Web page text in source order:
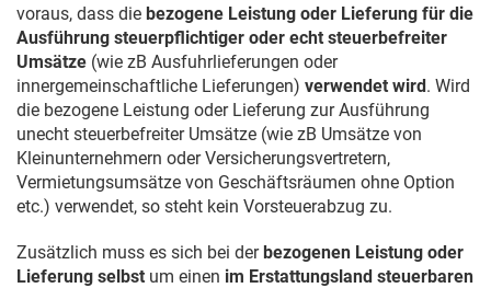
voraus, dass die bezogene Leistung oder Lieferung für die
Ausführung steuerpflichtiger oder echt steuerbefreiter
Umsätze (wie zB Ausfuhrlieferungen oder
innergemeinschaftliche Lieferungen) verwendet wird. Wird
die bezogene Leistung oder Lieferung zur Ausführung
unecht steuerbefreiter Umsätze (wie zB Umsätze von
Kleinunternehmern oder Versicherungsvertretern,
Vermietungsumsätze von Geschäftsräumen ohne Option
etc.) verwendet, so steht kein Vorsteuerabzug zu.
Zusätzlich muss es sich bei derbezogenen Leistung oder
Lieferung selbst um einen im Erstattungsland steuerbaren